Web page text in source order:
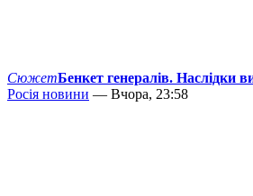
СюжетБенкет генералів. Наслідки
Росія новини — Вчора, 23:58